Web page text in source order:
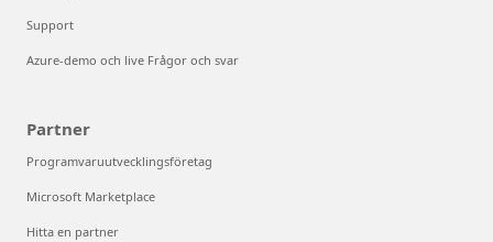
Support
Azure-demo och live Frågor och svar
Partner
Programvaruutvecklingsföretag
Microsoft Marketplace
Hitta en partner